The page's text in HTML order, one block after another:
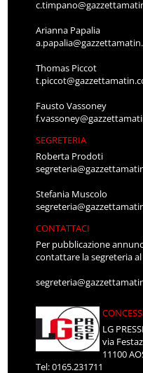
Arianna Papalia
Thomas Piccot
Fausto Vassoney
SEGRETERIA
Roberta Prodoti
Stefania Muscolo
CONTATTACI
Per pubblicazione
contattare la segreteria
LG
via
11100
Tel: 0165.231711